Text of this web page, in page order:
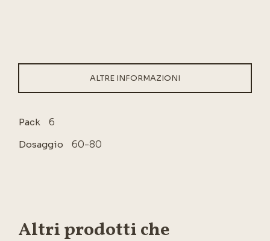
ALTRE INFORMAZIONI
Pack 6
Dosaggio 60-80
Altri prodotti che